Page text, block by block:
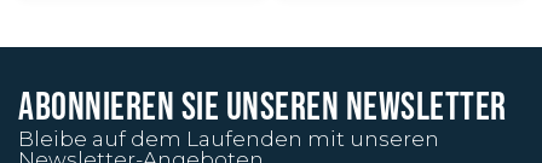
ABONNIEREN SIE UNSEREN NEWSLETTER
Bleibe auf dem Laufenden mit unseren